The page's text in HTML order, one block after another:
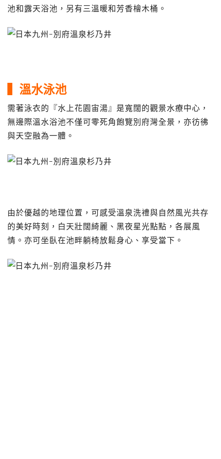
池和露天浴池，另有三溫暖和芳香檜木桶。
▍溫水泳池
需著泳衣的『水上花園宙湯』是寬闊的觀景水療中心，
無邊際溫水浴池不僅可零死角飽覽別府灣全景，亦彷彿
與天空融為一體。
由於優越的地理位置，可感受溫泉洗禮與自然風光共存
的美好時刻，白天壯闊綺麗、黑夜星光點點，各展風
情。亦可坐臥在池畔躺椅放鬆身心、享受當下。